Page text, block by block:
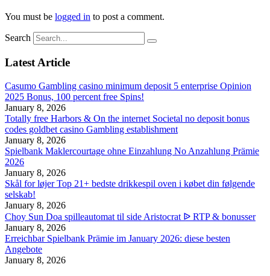
You must be logged in to post a comment.
Search
Latest Article
Casumo Gambling casino minimum deposit 5 enterprise Opinion
2025 Bonus, 100 percent free Spins!
January 8, 2026
Totally free Harbors & On the internet Societal no deposit bonus
codes goldbet casino Gambling establishment
January 8, 2026
Spielbank Maklercourtage ohne Einzahlung No Anzahlung Prämie
2026
January 8, 2026
Skål for løjer Top 21+ bedste drikkespil oven i købet din følgende
selskab!
January 8, 2026
Choy Sun Doa spilleautomat til side Aristocrat ᐉ RTP & bonusser
January 8, 2026
Erreichbar Spielbank Prämie im January 2026: diese besten
Angebote
January 8, 2026